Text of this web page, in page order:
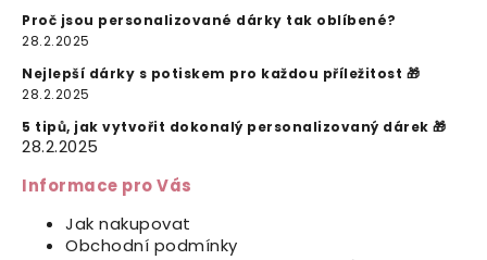
Proč jsou personalizované dárky tak oblíbené?
28.2.2025
Nejlepší dárky s potiskem pro každou příležitost 🎁
28.2.2025
5 tipů, jak vytvořit dokonalý personalizovaný dárek 🎁
28.2.2025
Informace pro Vás
Jak nakupovat
Obchodní podmínky